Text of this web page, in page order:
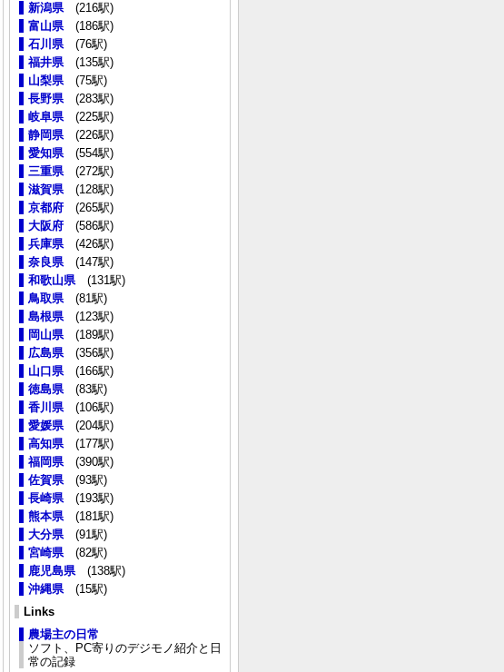
新潟県(216駅)
富山県(186駅)
石川県(76駅)
福井県(135駅)
山梨県(75駅)
長野県(283駅)
岐阜県(225駅)
静岡県(226駅)
愛知県(554駅)
三重県(272駅)
滋賀県(128駅)
京都府 (265駅)
大阪府 (586駅)
兵庫県(426駅)
奈良県(147駅)
和歌山県(131駅)
鳥取県(81駅)
島根県(123駅)
岡山県(189駅)
広島県(356駅)
山口県(166駅)
徳島県(83駅)
香川県(106駅)
愛媛県(204駅)
高知県(177駅)
福岡県(390駅)
佐賀県(93駅)
長崎県(193駅)
熊本県(181駅)
大分県(91駅)
宮崎県(82駅)
鹿児島県(138駅)
沖縄県(15駅)
Links
農場主の日常
ソフト、PC寄りのデジモノ紹介と日
常の記録